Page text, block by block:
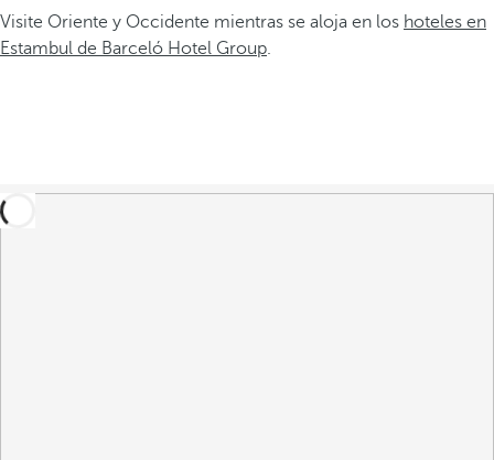
Visite Oriente y Occidente mientras se aloja en los hoteles en
Estambul de Barceló Hotel Group.